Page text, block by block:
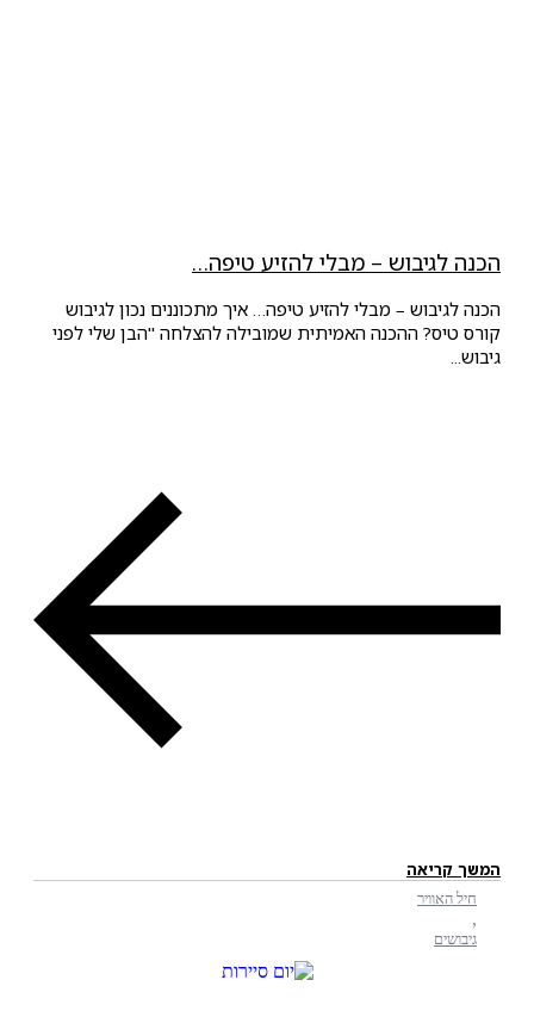
הכנה לגיבוש – מבלי להזיע טיפה…
הכנה לגיבוש – מבלי להזיע טיפה… איך מתכוננים נכון לגיבוש
קורס טיס? ההכנה האמיתית שמובילה להצלחה "הבן שלי לפני
גיבוש...
המשך קריאה
חיל האוויר
,
גיבושים